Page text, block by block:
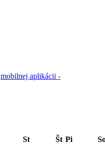
mobilnej aplikácii -
St Št Pi